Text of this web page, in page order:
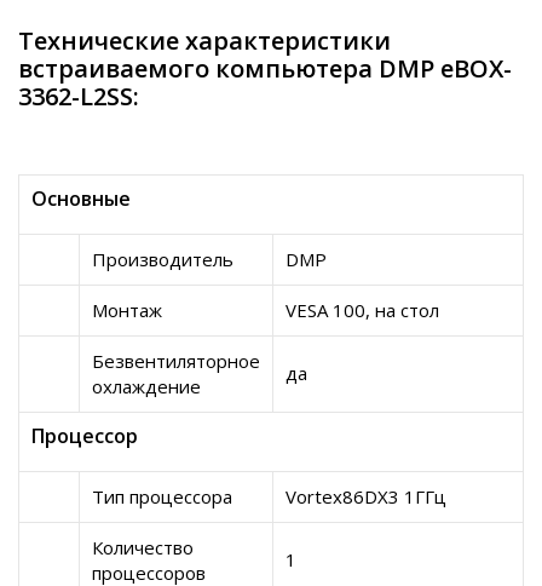
Технические характеристики
встраиваемого компьютера DMP eBOX-
3362-L2SS:
Основные
Производитель DMP
Монтаж VESA 100, на стол
Безвентиляторное
охлаждение
да
Процессор
Тип процессора Vortex86DX3 1ГГц
Количество
процессоров
1